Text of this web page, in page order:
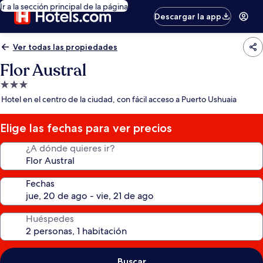
Ir a la sección principal de la página
Descargar la app
Ver todas las propiedades
Flor Austral
Propiedad
de
estrellas
Hotel en el centro de la ciudad, con fácil acceso a Puerto Ushuaia
Elige las fechas para ver precios
¿A dónde quieres ir?
Fechas
Huéspedes